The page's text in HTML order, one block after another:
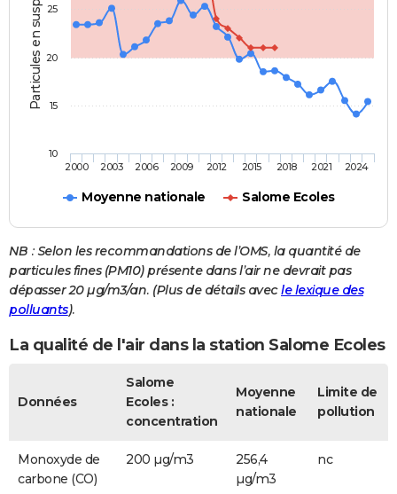
Particules en suspension
Moyenne nationale Salome Ecoles
2000 2003 2006 2009 2012 2015 2018 2021 2024
10
15
20
25
NB : Selon les recommandations de l’OMS, la quantité de
particules fines (PM10) présente dans l’air ne devrait pas
dépasser 20 µg/m3/an. (Plus de détails avecle lexique des
polluants).
La qualité de l'air dans la station Salome Ecoles
Données
Salome
Ecoles :
concentration
Moyenne
nationale
Limite de
pollution
Monoxyde de
carbone (CO)
200 µg/m3
256,4
µg/m3
nc